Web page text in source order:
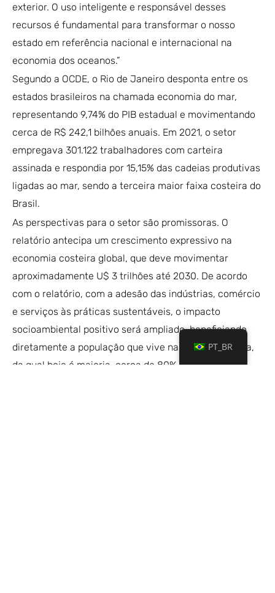
exterior. O uso inteligente e responsável desses
recursos é fundamental para transformar o nosso
estado em referência nacional e internacional na
economia dos oceanos.”
Segundo a OCDE, o Rio de Janeiro desponta entre os
estados brasileiros na chamada economia do mar,
representando 9,74% do PIB estadual e movimentando
cerca de R$ 242,1 bilhões anuais. Em 2021, o setor
empregava 301.122 trabalhadores com carteira
assinada e respondia por 15,15% das cadeias produtivas
ligadas ao mar, sendo a terceira maior faixa costeira do
Brasil.
As perspectivas para o setor são promissoras. O
relatório antecipa um crescimento expressivo na
economia costeira global, que deve movimentar
aproximadamente U$ 3 trilhões até 2030. De acordo
com o relatório, com a adesão das indústrias, comércio
e serviços às práticas sustentáveis, o impacto
socioambiental positivo será ampliado, beneficiando
diretamente a população que vive na região litorânea,
da qual hoje é maioria, cerca de 80%.
PT_BR